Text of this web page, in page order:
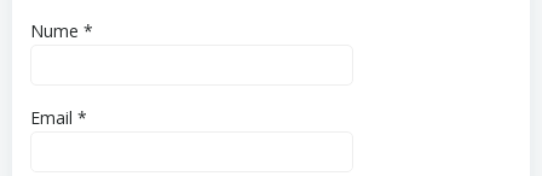
Nume *
Email *